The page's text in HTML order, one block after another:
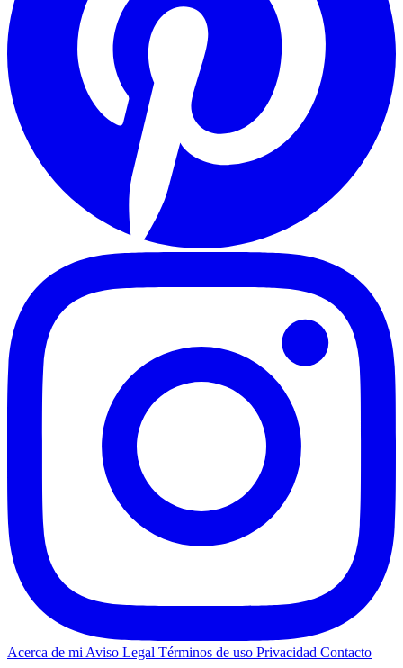
Acerca de mi Aviso Legal Términos de uso Privacidad Contacto